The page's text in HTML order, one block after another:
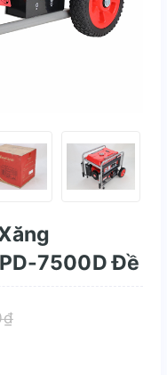
7500D Đề